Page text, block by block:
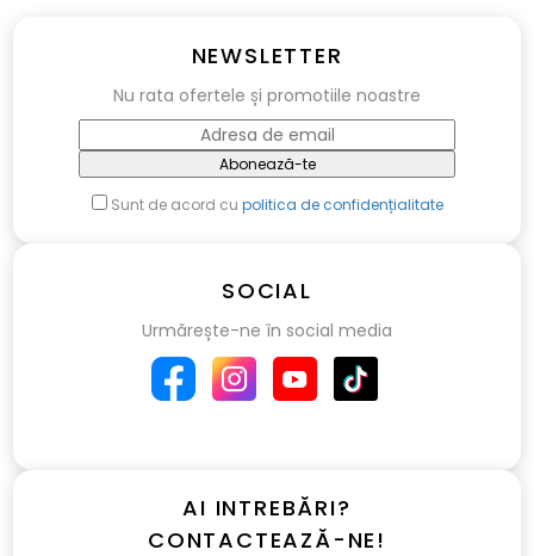
NEWSLETTER
Nu rata ofertele și promotiile noastre
Abonează-te
Sunt de acord cu politica de confidențialitate
SOCIAL
Urmărește-ne în social media
AI INTREBĂRI?
CONTACTEAZĂ-NE!